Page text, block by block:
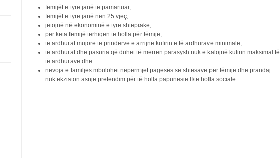
fëmijët e tyre janë të pamartuar,
fëmijët e tyre janë nën 25 vjeç,
jetojnë në ekonominë e tyre shtëpiake,
për këta fëmijë tërhiqen të holla për fëmijë,
të ardhurat mujore të prindërve e arrijnë kufirin e të ardhurave minimale,
të ardhurat dhe pasuria që duhet të merren parasysh nuk e kalojnë kufirin maksimal të
të ardhurave dhe
nevoja e familjes mbulohet nëpërmjet pagesës së shtesave për fëmijë dhe prandaj
nuk ekziston asnjë pretendim për të holla papunësie II/të holla sociale.